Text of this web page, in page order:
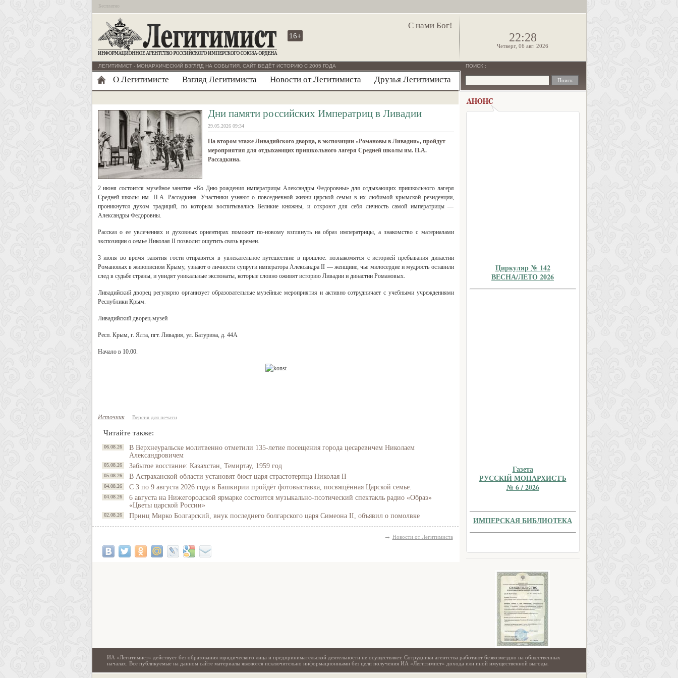
Бесплатно
С нами Бог!
16+ 22:28
Четверг, 06 авг. 2026
ЛЕГИТИМИСТ - МОНАРХИЧЕСКИЙ ВЗГЛЯД НА СОБЫТИЯ. САЙТ ВЕДЁТ ИСТОРИЮ С 2005 ГОДА
О Легитимисте Взгляд Легитимиста Новости от Легитимиста Друзья Легитимиста
Дни памяти российских Императриц в Ливадии
29.05.2026 09:34
На втором этаже Ливадийского дворца, в экспозиции «Романовы в Ливадии», пройдут
мероприятия для отдыхающих пришкольного лагеря Средней школы им. П.А.
Рассадкина.
2 июня состоится музейное занятие «Ко Дню рождения императрицы Александры Федоровны» для отдыхающих пришкольного лагеря
Средней школы им. П.А. Рассадкина. Участники узнают о повседневной жизни царской семьи в их любимой крымской резиденции,
проникнутся духом традиций, по которым воспитывались Великие княжны, и откроют для себя личность самой императрицы —
Александры Федоровны.
Рассказ о ее увлечениях и духовных ориентирах поможет по‑новому взглянуть на образ императрицы, а знакомство с материалами
экспозиции о семье Николая II позволит ощутить связь времен.
3 июня во время занятия гости отправятся в увлекательное путешествие в прошлое: познакомятся с историей пребывания династии
Романовых в живописном Крыму, узнают о личности супруги императора Александра II — женщине, чье милосердие и мудрость оставили
след в судьбе страны, и увидят уникальные экспонаты, которые словно оживят историю Ливадии и династии Романовых.
Ливадийский дворец регулярно организует образовательные музейные мероприятия и активно сотрудничает с учебными учреждениями
Республики Крым.
Ливадийский дворец-музей
Респ. Крым, г. Ялта, пгт. Ливадия, ул. Батурина, д. 44А
Начало в 10.00.
Источник Версия для печати
Читайте также:
06.08.26
В Верхнеуральске молитвенно отметили 135-летие посещения города цесаревичем Николаем
Александровичем
05.08.26 Забытое восстание: Казахстан, Темиртау, 1959 год
05.08.26 В Астраханской области установят бюст царя страстотерпца Николая II
04.08.26 С 3 по 9 августа 2026 года в Башкирии пройдёт фотовыставка, посвящённая Царской семье.
04.08.26
6 августа на Нижегородской ярмарке состоится музыкально-поэтический спектакль радио «Образ»
«Цветы царской России»
02.08.26 Принц Мирко Болгарский, внук последнего болгарского царя Симеона II, объявил о помолвке
→ Новости от Легитимиста
ПОИСК :
Циркуляр № 142
ВЕСНА/ЛЕТО 2026
Газета
РУССКIЙ МОНАРХИСТЪ
№ 6 / 2026
ИМПЕРСКАЯ БИБЛИОТЕКА
ИА «Легитимист» действует без образования юридического лица и предпринимательской деятельности не осуществляет. Сотрудники агентства работают безвозмездно на общественных
началах. Все публикуемые на данном сайте материалы являются исключительно информационными без цели получения ИА «Легитимист» дохода или иной имущественной выгоды.